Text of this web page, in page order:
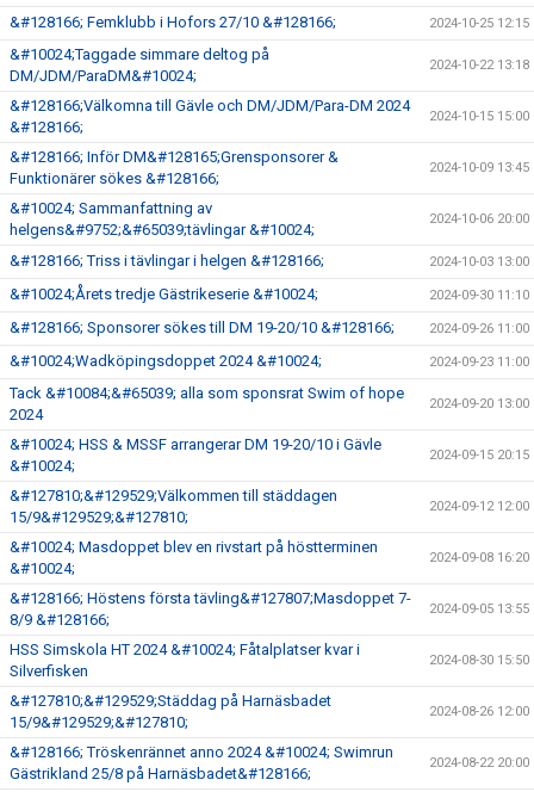
&#128166; Femklubb i Hofors 27/10 &#128166; 2024-10-25 12:15
&#10024;Taggade simmare deltog på
DM/JDM/ParaDM&#10024;
2024-10-22 13:18
&#128166;Välkomna till Gävle och DM/JDM/Para-DM 2024
&#128166;
2024-10-15 15:00
&#128166; Inför DM&#128165;Grensponsorer &
Funktionärer sökes &#128166;
2024-10-09 13:45
&#10024; Sammanfattning av
helgens&#9752;&#65039;tävlingar &#10024;
2024-10-06 20:00
&#128166; Triss i tävlingar i helgen &#128166; 2024-10-03 13:00
&#10024;Årets tredje Gästrikeserie &#10024; 2024-09-30 11:10
&#128166; Sponsorer sökes till DM 19-20/10 &#128166; 2024-09-26 11:00
&#10024;Wadköpingsdoppet 2024 &#10024; 2024-09-23 11:00
Tack &#10084;&#65039; alla som sponsrat Swim of hope
2024
2024-09-20 13:00
&#10024; HSS & MSSF arrangerar DM 19-20/10 i Gävle
&#10024;
2024-09-15 20:15
&#127810;&#129529;Välkommen till städdagen
15/9&#129529;&#127810;
2024-09-12 12:00
&#10024; Masdoppet blev en rivstart på höstterminen
&#10024;
2024-09-08 16:20
&#128166; Höstens första tävling&#127807;Masdoppet 7-
8/9 &#128166;
2024-09-05 13:55
HSS Simskola HT 2024 &#10024; Fåtalplatser kvar i
Silverfisken
2024-08-30 15:50
&#127810;&#129529;Städdag på Harnäsbadet
15/9&#129529;&#127810;
2024-08-26 12:00
&#128166; Tröskenrännet anno 2024 &#10024; Swimrun
Gästrikland 25/8 på Harnäsbadet&#128166;
2024-08-22 20:00